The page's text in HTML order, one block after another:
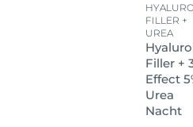
FILLER +
UREA
Filler +
Effect
Urea
Nacht